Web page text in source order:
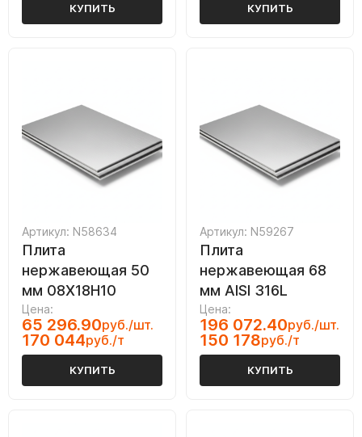
КУПИТЬ КУПИТЬ
Артикул: N58634
Плита
нержавеющая 50
мм 08Х18Н10
Цена:
65 296.90руб./шт.
170 044руб./т
КУПИТЬ
Артикул: N59267
Плита
нержавеющая 68
мм AISI 316L
Цена:
196 072.40руб./шт.
150 178руб./т
КУПИТЬ